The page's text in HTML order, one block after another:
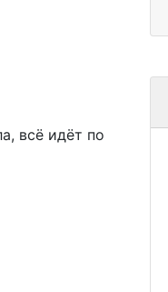
всё идёт по